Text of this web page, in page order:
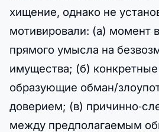
хищение, однако не
мотивировали: (а) момент
прямого умысла на
имущества; (б) конкретные
образующие обман/
доверием; (в)
между предполагаемым